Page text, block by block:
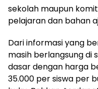
sekolah maupun
pelajaran dan bahan
Dari informasi yang
masih berlangsung di
dasar dengan harga
35.000 per siswa per